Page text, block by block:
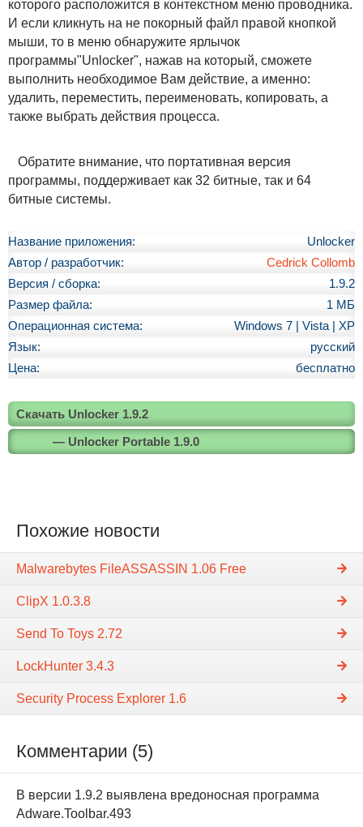
которого расположится в контекстном меню проводника.
И если кликнуть на не покорный файл правой кнопкой
мыши, то в меню обнаружите ярлычок
программы"Unlocker", нажав на который, сможете
выполнить необходимое Вам действие, а именно:
удалить, переместить, переименовать, копировать, а
также выбрать действия процесса.
Обратите внимание, что портативная версия
программы, поддерживает как 32 битные, так и 64
битные системы.
Название приложения:
Unlocker
Автор / разработчик:
Cedrick Collomb
Версия / сборка:
1.9.2
Размер файла:
1 МБ
Операционная система:
Windows 7 | Vista | XP
Язык:
русский
Цена:
бесплатно
Скачать Unlocker 1.9.2
— Unlocker Portable 1.9.0
Похожие новости
Malwarebytes FileASSASSIN 1.06 Free
ClipX 1.0.3.8
Send To Toys 2.72
LockHunter 3.4.3
Security Process Explorer 1.6
Комментарии (5)
В версии 1.9.2 выявлена вредоносная программа
Adware.Toolbar.493